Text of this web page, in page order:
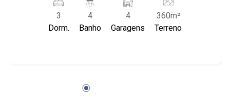
Despensa; - Área de serviço com banheiro; -
Quintal gramado; - Corredor lateral; - Espaço
gourmet; - Churrasqueira; - Piscina; - Jardim; -
quadra de tênis, quadra de squash, campo de
3
Dorm.
4
Banho
4
Garagens
360m²
Terreno